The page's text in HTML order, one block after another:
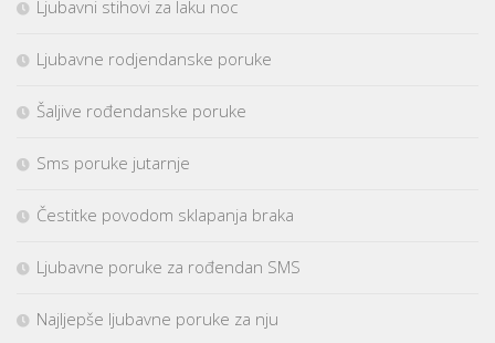
Ljubavni stihovi za laku noc
Ljubavne rodjendanske poruke
Šaljive rođendanske poruke
Sms poruke jutarnje
Čestitke povodom sklapanja braka
Ljubavne poruke za rođendan SMS
Najljepše ljubavne poruke za nju